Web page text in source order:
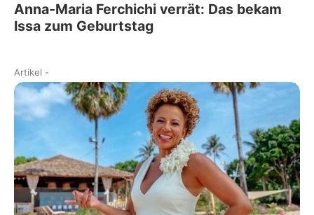
Anna-Maria Ferchichi verrät: Das bekam
Issa zum Geburtstag
Artikel -